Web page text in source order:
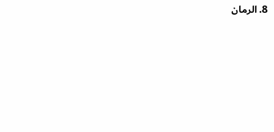
8. الرمان